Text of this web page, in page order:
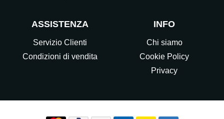
ASSISTENZA
Servizio Clienti
Condizioni di vendita
INFO
Chi siamo
Cookie Policy
Privacy